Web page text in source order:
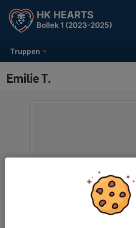
Truppen
HK HEARTS
Bollek 1 (2023-2025)
Emilie T.